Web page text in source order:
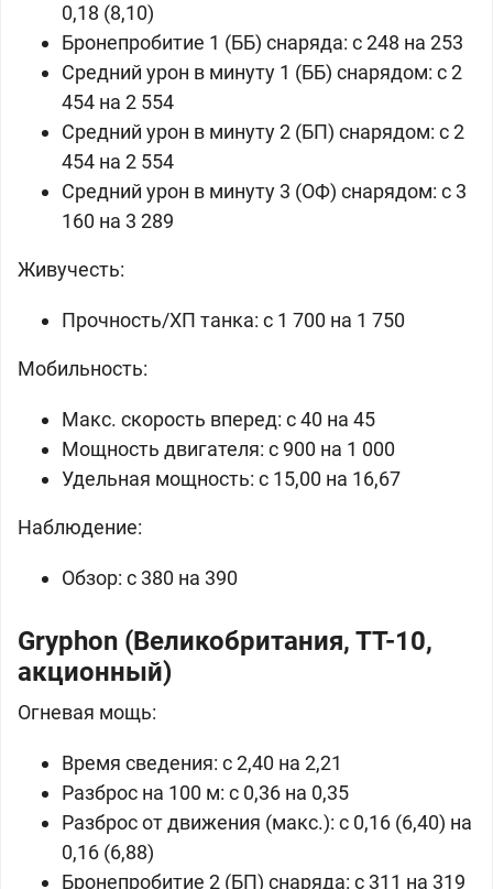
0,18 (8,10)
Бронепробитие 1 (ББ) снаряда: c 248 на 253
Средний урон в минуту 1 (ББ) снарядом: c 2
454 на 2 554
Средний урон в минуту 2 (БП) снарядом: c 2
454 на 2 554
Средний урон в минуту 3 (ОФ) снарядом: c 3
160 на 3 289
Живучесть:
Прочность/ХП танка: c 1 700 на 1 750
Мобильность:
Макс. скорость вперед: c 40 на 45
Мощность двигателя: c 900 на 1 000
Удельная мощность: c 15,00 на 16,67
Наблюдение:
Обзор: c 380 на 390
Gryphon (Великобритания, ТТ-10,
акционный)
Огневая мощь:
Время сведения: c 2,40 на 2,21
Разброс на 100 м: c 0,36 на 0,35
Разброс от движения (макс.): c 0,16 (6,40) на
0,16 (6,88)
Бронепробитие 2 (БП) снаряда: c 311 на 319